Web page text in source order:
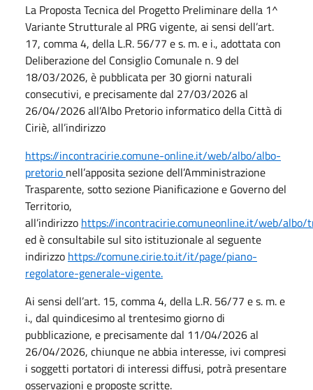
La Proposta Tecnica del Progetto Preliminare della 1^
Variante Strutturale al PRG vigente, ai sensi dell’art.
17, comma 4, della L.R. 56/77 e s. m. e i., adottata con
Deliberazione del Consiglio Comunale n. 9 del
18/03/2026, è pubblicata per 30 giorni naturali
consecutivi, e precisamente dal 27/03/2026 al
26/04/2026 all’Albo Pretorio informatico della Città di
Ciriè, all’indirizzo
https://incontracirie.comune-online.it/web/albo/albo-
pretorio nell’apposita sezione dell’Amministrazione
Trasparente, sotto sezione Pianificazione e Governo del
Territorio,
all’indirizzo https://incontracirie.comuneonline.it/web/albo/
ed è consultabile sul sito istituzionale al seguente
indirizzo https://comune.cirie.to.it/it/page/piano-
regolatore-generale-vigente.
Ai sensi dell’art. 15, comma 4, della L.R. 56/77 e s. m. e
i., dal quindicesimo al trentesimo giorno di
pubblicazione, e precisamente dal 11/04/2026 al
26/04/2026, chiunque ne abbia interesse, ivi compresi
i soggetti portatori di interessi diffusi, potrà presentare
osservazioni e proposte scritte.